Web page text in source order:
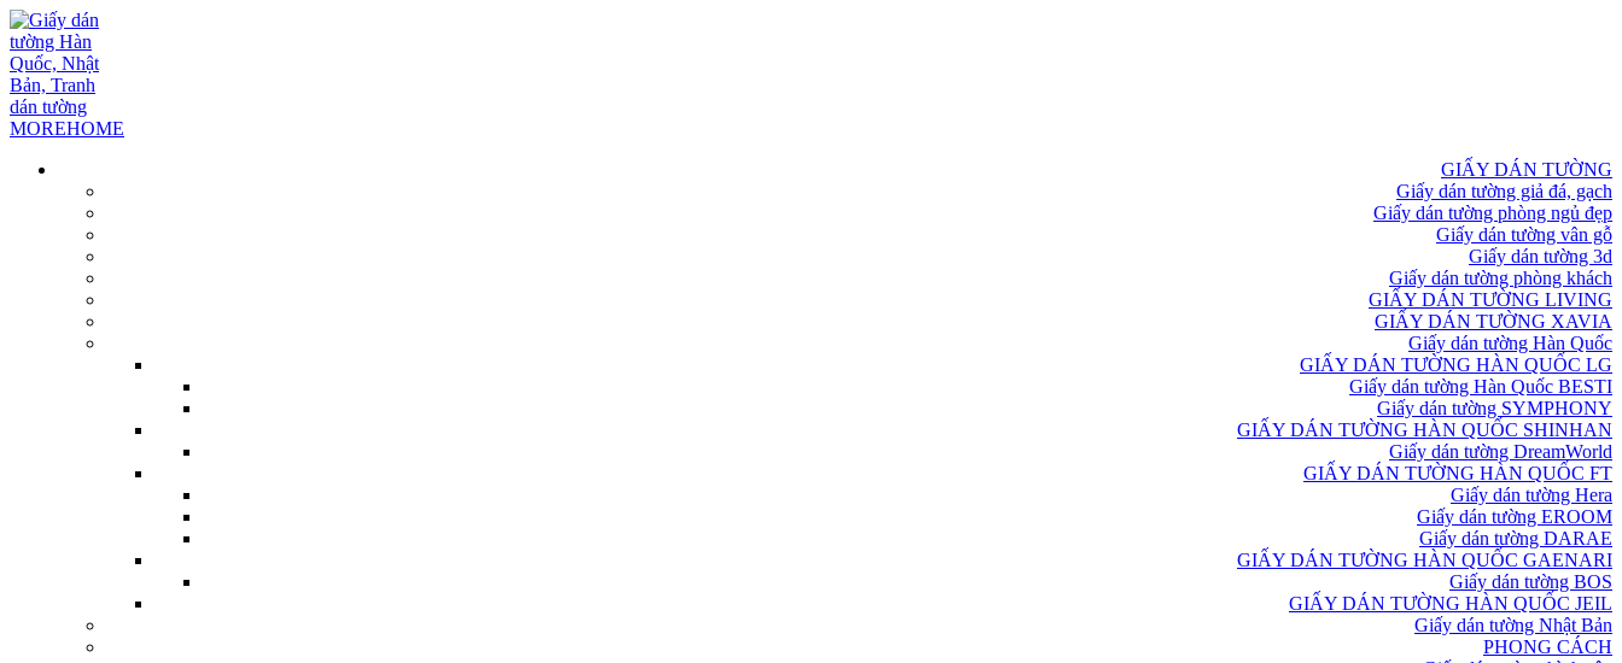
GIẤY DÁN TƯỜNG
Giấy dán tường giả đá, gạch
Giấy dán tường phòng ngủ đẹp
Giấy dán tường vân gỗ
Giấy dán tường 3d
Giấy dán tường phòng khách
GIẤY DÁN TƯỜNG LIVING
GIẤY DÁN TƯỜNG XAVIA
Giấy dán tường Hàn Quốc
GIẤY DÁN TƯỜNG HÀN QUỐC LG
Giấy dán tường Hàn Quốc BESTI
Giấy dán tường SYMPHONY
GIẤY DÁN TƯỜNG HÀN QUỐC SHINHAN
Giấy dán tường DreamWorld
GIẤY DÁN TƯỜNG HÀN QUỐC FT
Giấy dán tường Hera
Giấy dán tường EROOM
Giấy dán tường DARAE
GIẤY DÁN TƯỜNG HÀN QUỐC GAENARI
Giấy dán tường BOS
GIẤY DÁN TƯỜNG HÀN QUỐC JEIL
Giấy dán tường Nhật Bản
PHONG CÁCH